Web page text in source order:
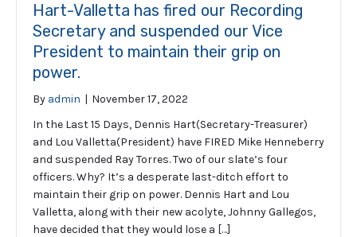
Hart-Valletta has fired our Recording
Secretary and suspended our Vice
President to maintain their grip on
power.
By admin | November 17, 2022
In the Last 15 Days, Dennis Hart(Secretary-Treasurer)
and Lou Valletta(President) have FIRED Mike Henneberry
and suspended Ray Torres. Two of our slate’s four
officers. Why? It’s a desperate last-ditch effort to
maintain their grip on power. Dennis Hart and Lou
Valletta, along with their new acolyte, Johnny Gallegos,
have decided that they would lose a […]